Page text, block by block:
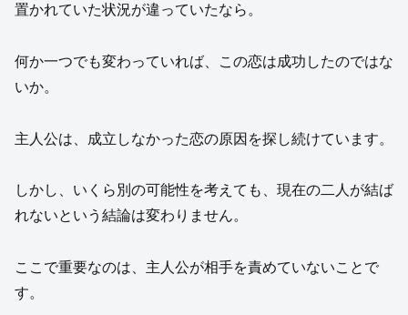
置かれていた状況が違っていたなら。
何か一つでも変わっていれば、この恋は成功したのではな
いか。
主人公は、成立しなかった恋の原因を探し続けています。
しかし、いくら別の可能性を考えても、現在の二人が結ば
れないという結論は変わりません。
ここで重要なのは、主人公が相手を責めていないことで
す。